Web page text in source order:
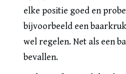
elke positie goed en
bijvoorbeeld een
wel regelen. Net als een
bevallen.